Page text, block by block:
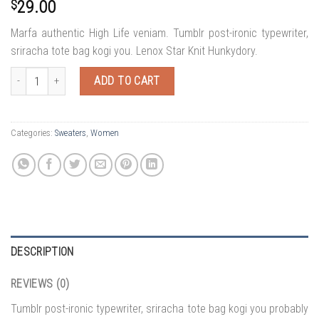
$29.00
Marfa authentic High Life veniam. Tumblr post-ironic typewriter,
sriracha tote bag kogi you. Lenox Star Knit Hunkydory.
Lenox Star Knit Hunkydory quantity
ADD TO CART
Categories: Sweaters Women
DESCRIPTION
REVIEWS (0)
Tumblr post-ironic typewriter, sriracha tote bag kogi you probably